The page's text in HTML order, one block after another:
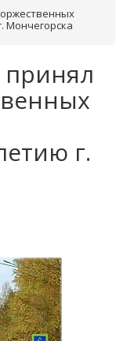
Мончегорска
принял
г.